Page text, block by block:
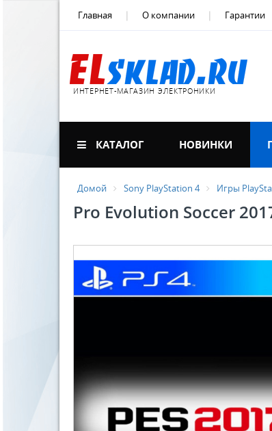
Главная О компании Гарантии
ИНТЕРНЕТ-МАГАЗИН ЭЛЕКТРОНИКИ
КАТАЛОГ НОВИНКИ
Домой Sony PlayStation 4 Игры
Pro Evolution Soccer